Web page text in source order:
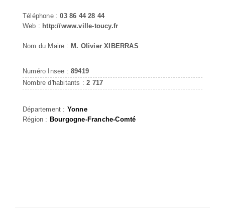
Téléphone :03 86 44 28 44
Web : http://www.ville-toucy.fr
Nom du Maire : M. Olivier XIBERRAS
Numéro Insee : 89419
Nombre d'habitants :2 717
Département : Yonne
Région : Bourgogne-Franche-Comté